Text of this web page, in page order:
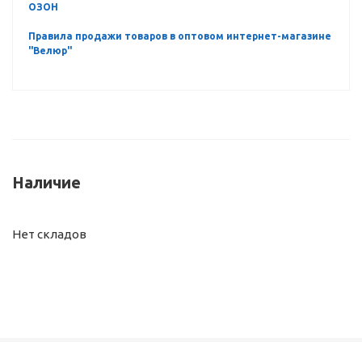
ОЗОН
Правила продажи товаров в оптовом интернет-магазине
"Велюр"
Наличие
Нет складов